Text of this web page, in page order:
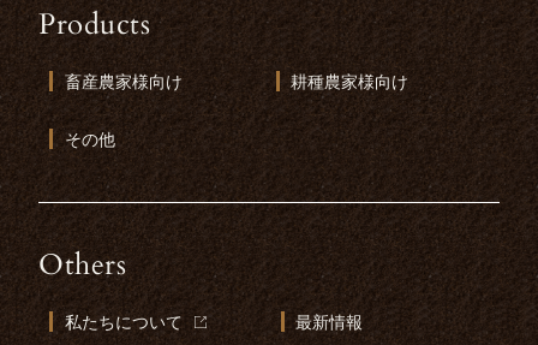
Products
畜産農家様向け 耕種農家様向け
その他
Others
私たちについて 最新情報